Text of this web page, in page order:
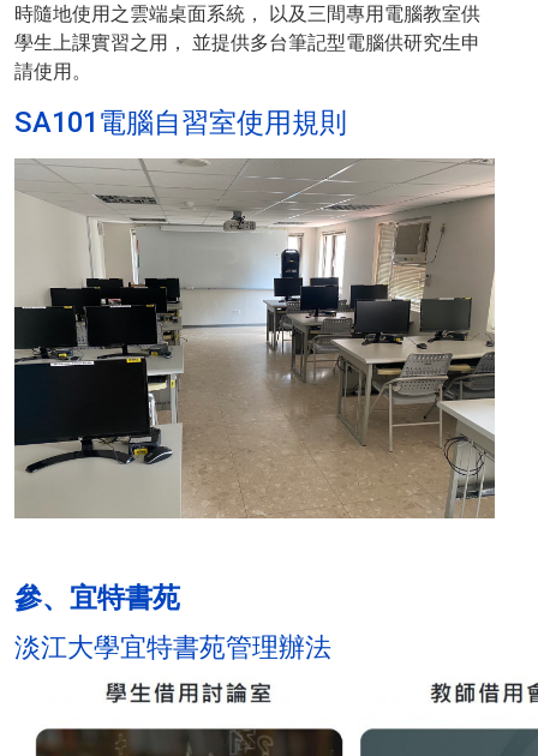
時隨地使用之雲端桌面系統， 以及三間專用電腦教室供
學生上課實習之用， 並提供多台筆記型電腦供研究生申
請使用。
SA101電腦自習室使用規則
參、宜特書苑
淡江大學宜特書苑管理辦法